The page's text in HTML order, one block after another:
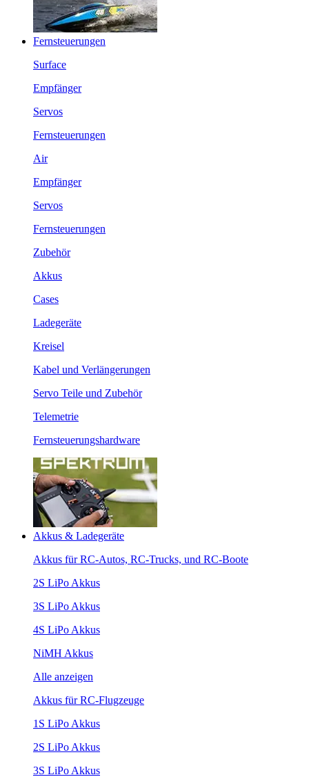
Fernsteuerungen
Surface
Empfänger
Servos
Fernsteuerungen
Air
Empfänger
Servos
Fernsteuerungen
Zubehör
Akkus
Cases
Ladegeräte
Kreisel
Kabel und Verlängerungen
Servo Teile und Zubehör
Telemetrie
Fernsteuerungshardware
Akkus & Ladegeräte
Akkus für RC-Autos, RC-Trucks, und RC-Boote
2S LiPo Akkus
3S LiPo Akkus
4S LiPo Akkus
NiMH Akkus
Alle anzeigen
Akkus für RC-Flugzeuge
1S LiPo Akkus
2S LiPo Akkus
3S LiPo Akkus